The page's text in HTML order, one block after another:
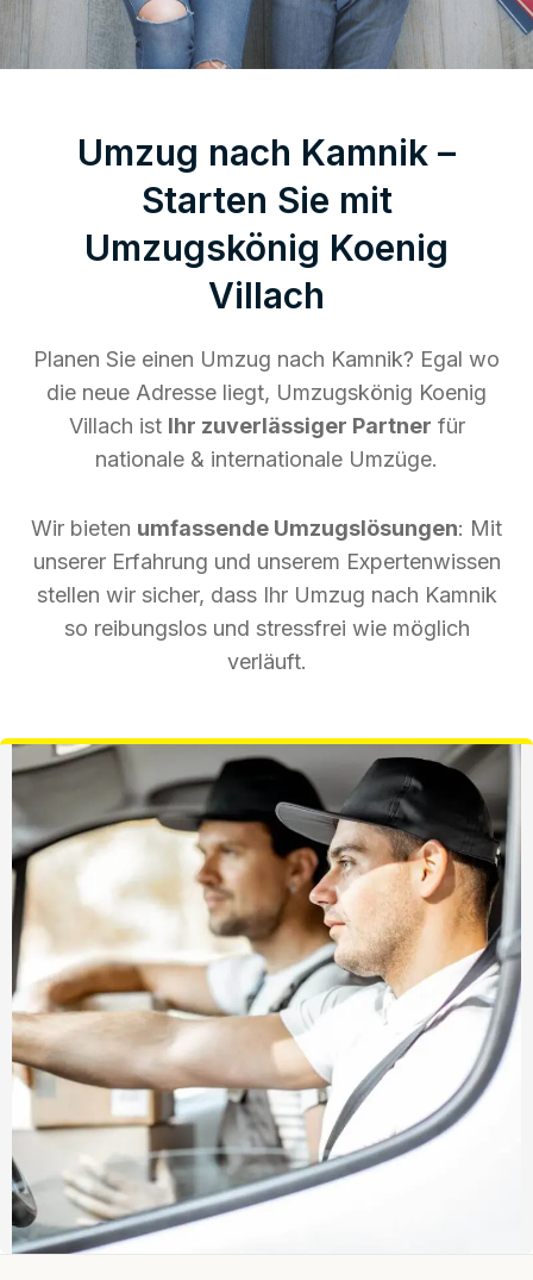
Umzug nach Kamnik –
Starten Sie mit
Umzugskönig Koenig
Villach
Planen Sie einen Umzug nach Kamnik? Egal wo
die neue Adresse liegt, Umzugskönig Koenig
Villach ist Ihr zuverlässiger Partner für
nationale & internationale Umzüge.
Wir bieten umfassende Umzugslösungen: Mit
unserer Erfahrung und unserem Expertenwissen
stellen wir sicher, dass Ihr Umzug nach Kamnik
so reibungslos und stressfrei wie möglich
verläuft.